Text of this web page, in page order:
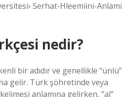
Serhat-Hleemiini-Anlami
nedir?
bir adıdır ve genellikle “ünlü”
gelir. Türk şöhretinde veya
anlamına gelirken, “al”